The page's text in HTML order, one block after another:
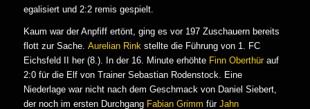
egalisiert und 2:2 remis gespielt.
Kaum war der Anpfiff ertönt, ging es vor 197 Zuschauern bereits
flott zur Sache. Aurelian Rinkstellte die Führung von 1. FC
Eichsfeld II her (8.). In der 16. Minute erhöhte Finn Oberthürauf
2:0 für die Elf von Trainer Sebastian Rodenstock. Eine
Niederlage war nicht nach dem Geschmack von Daniel Siebert,
der noch im ersten Durchgang Fabian Grimm für Jahn